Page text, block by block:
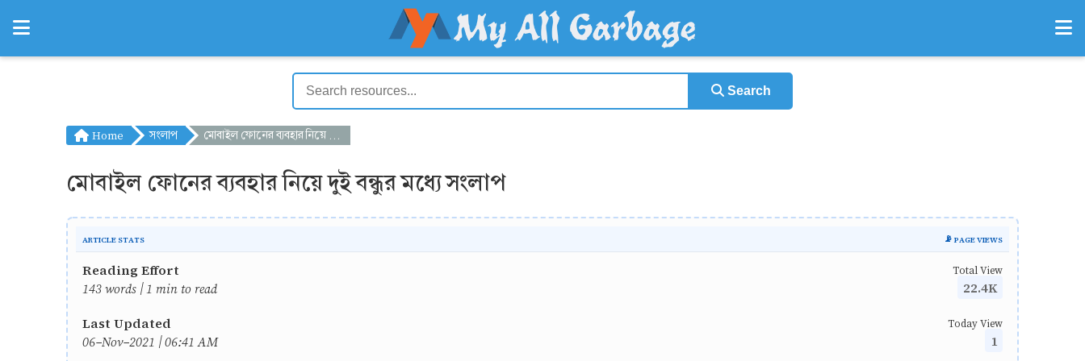
Search
Home সংলাপ মোবাইল ফোনের ব্যবহার নিয়ে দুই বন্ধুর মধ্যে সংলাপ
মোবাইল ফোনের ব্যবহার নিয়ে দুই বন্ধুর মধ্যে সংলাপ
ARTICLE STATS 📡 PAGE VIEWS
Reading Effort
143 words | 1 min to read
Total View
22.4K
Last Updated
06-Nov-2021 | 06:41 AM
Today View
1